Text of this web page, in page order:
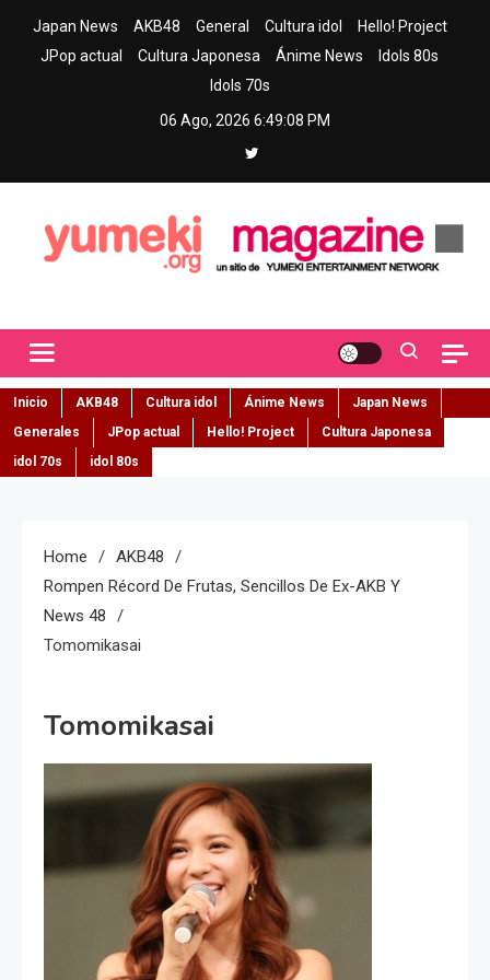
Japan News AKB48 General Cultura idol
Hello! Project
JPop actual
Cultura Japonesa Ánime News
Idols 80s
Idols 70s
06 Ago, 2026 6:49:09 PM
Inicio AKB48 Cultura idol Ánime News
Japan News
Generales
JPop actual Hello! Project
Cultura Japonesa
idol 70s
idol 80s
Home
AKB48
Rompen Récord De Frutas, Sencillos De Ex-AKB Y
News 48
Tomomikasai
Tomomikasai